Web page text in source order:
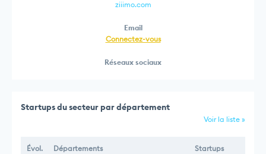
ziiimo.com
Email
Connectez-vous
Réseaux sociaux
Startups du secteur par département
Voir la liste »
Évol. Départements Startups